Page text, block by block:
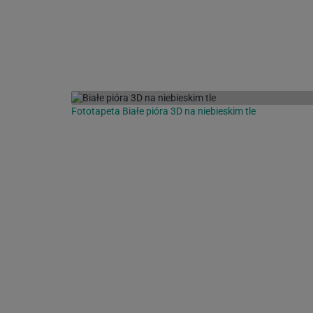
Fototapeta Białe pióra 3D na niebieskim tle